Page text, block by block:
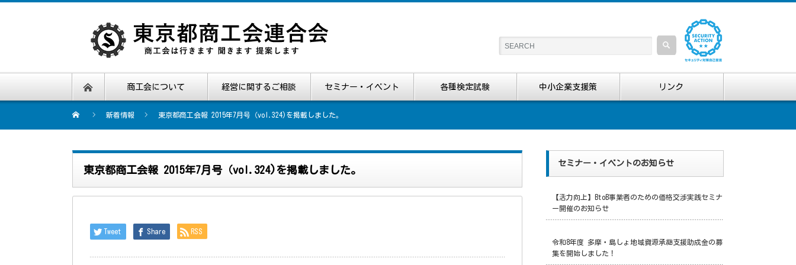
商工会について 経営に関するご相談 セミナー・イベント 各種検定試験 中小企業支援策 リンク
新着情報 東京都商工会報 2015年7月号（vol.324)を掲載しました。
東京都商工会報 2015年7月号（vol.324)を掲載しました。
Tweet Share RSS
セミナー・イベントのお知らせ
【活力向上】BtoB事業者のための価格交渉実践セミナ
ー開催のお知らせ
令和8年度 多摩・島しょ地域資源承継支援助成金の募
集を開始しました！